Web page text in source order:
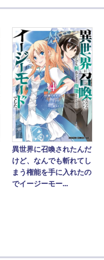
異世界に召喚されたんだ
けど、なんでも斬れてし
まう権能を手に入れたの
でイージーモー...